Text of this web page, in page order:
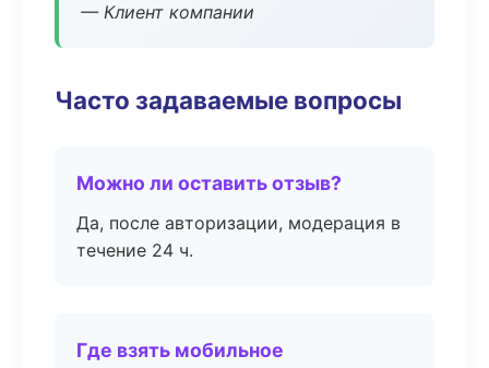
— Клиент компании
Часто задаваемые вопросы
Можно ли оставить отзыв?
Да, после авторизации, модерация в
течение 24 ч.
Где взять мобильное